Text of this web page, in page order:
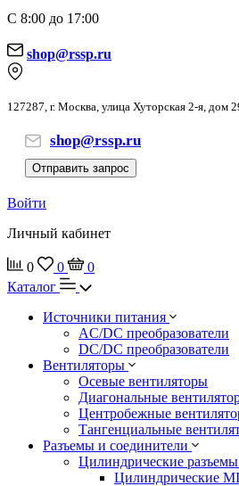
С 8:00 до 17:00
shop@rssp.ru
127287, г. Москва, улица Хуторская 2-я, дом
shop@rssp.ru
Отправить запрос
Войти
Личный кабинет
0 0
0
Каталог
Источники питания
AC/DC преобразователи
DC/DC преобразователи
Вентиляторы
Осевые вентиляторы
Диагональные
Центробежные
Тангенциальные
Разъемы и соединители
Цилиндрические разъемы
Цилиндрические